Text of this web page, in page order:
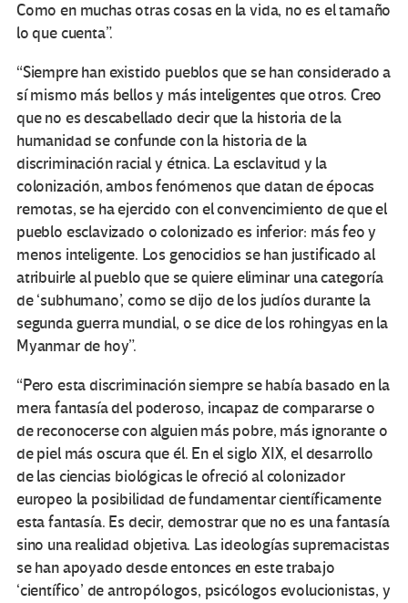
Como en muchas otras cosas en la vida, no es el tamaño
lo que cuenta”.
“Siempre han existido pueblos que se han considerado a
sí mismo más bellos y más inteligentes que otros. Creo
que no es descabellado decir que la historia de la
humanidad se confunde con la historia de la
discriminación racial y étnica. La esclavitud y la
colonización, ambos fenómenos que datan de épocas
remotas, se ha ejercido con el convencimiento de que el
pueblo esclavizado o colonizado es inferior: más feo y
menos inteligente. Los genocidios se han justificado al
atribuirle al pueblo que se quiere eliminar una categoría
de ‘subhumano’, como se dijo de los judíos durante la
segunda guerra mundial, o se dice de los rohingyas en la
Myanmar de hoy”.
“Pero esta discriminación siempre se había basado en la
mera fantasía del poderoso, incapaz de compararse o
de reconocerse con alguien más pobre, más ignorante o
de piel más oscura que él. En el siglo XIX, el desarrollo
de las ciencias biológicas le ofreció al colonizador
europeo la posibilidad de fundamentar científicamente
esta fantasía. Es decir, demostrar que no es una fantasía
sino una realidad objetiva. Las ideologías supremacistas
se han apoyado desde entonces en este trabajo
‘científico’ de antropólogos, psicólogos evolucionistas, y